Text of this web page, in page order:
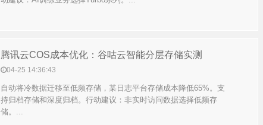
腾讯云COS成本优化：谷咕云智能分层存储实测
04-25 14:36:43
自动将冷数据迁移至低频存储，某日志平台存储成本降低65%。支
持归档存储和深度归档。行动建议：非实时访问数据选择低频存
储。...